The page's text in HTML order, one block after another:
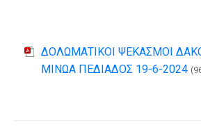
ΔΟΛΩΜΑΤΙΚΟΙ ΨΕΚΑΣΜΟΙ
ΜΙΝΩΑ ΠΕΔΙΑΔΟΣ 19-6-2024